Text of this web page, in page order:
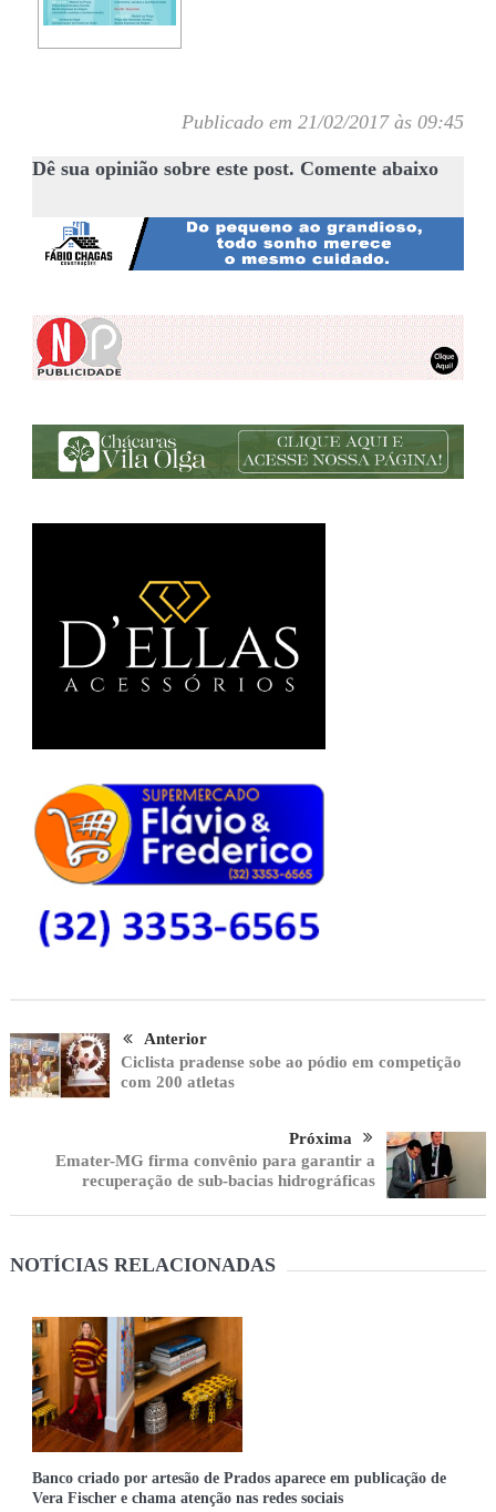
Publicado em 21/02/2017 às 09:45
Dê sua opinião sobre este post. Comente abaixo
Anterior
Ciclista pradense sobe ao pódio em competição
com 200 atletas
Próxima
Emater-MG firma convênio para garantir a
recuperação de sub-bacias hidrográficas
NOTÍCIAS RELACIONADAS
Banco criado por artesão de Prados aparece em publicação de
Vera Fischer e chama atenção nas redes sociais